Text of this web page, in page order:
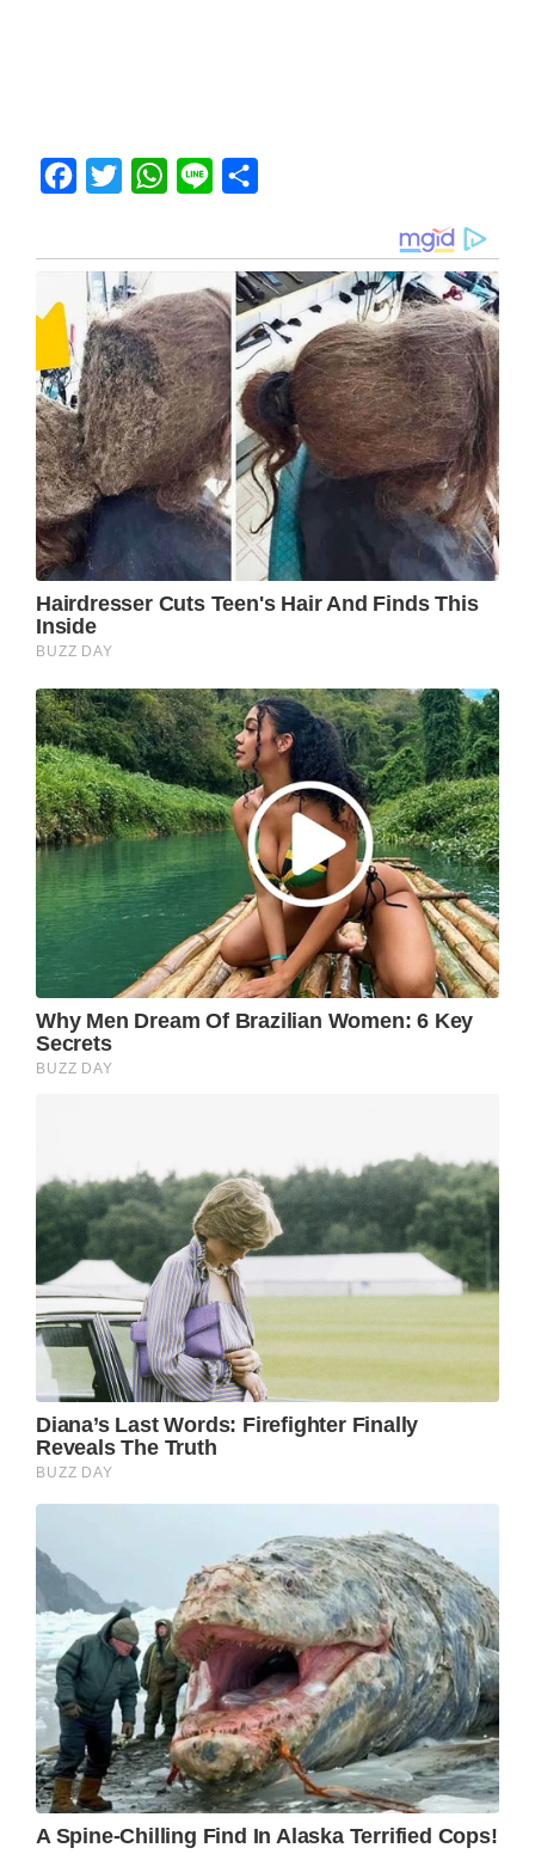
Facebook
Twitter WhatsApp
Line